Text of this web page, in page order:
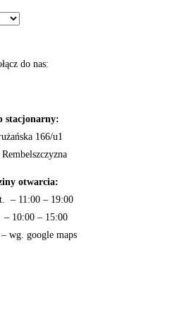
do nas:
stacjonarny:
166/u1
otwarcia:
– 11:00 – 19:00
– 10:00 – 15:00
wg. google maps